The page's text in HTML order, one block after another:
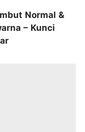
Normal &
– Kunci